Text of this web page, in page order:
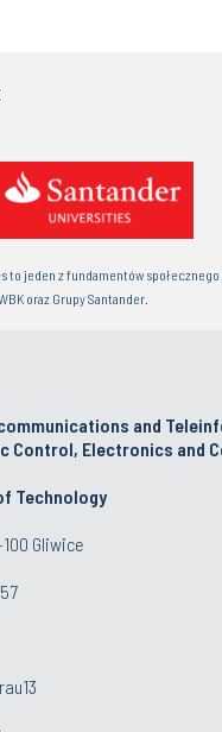
to jeden z fundamentów społecznego
oraz Grupy Santander.
and
Control, Electronics and
Technology
Gliwice